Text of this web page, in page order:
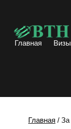
Главная Визы
Главная / За